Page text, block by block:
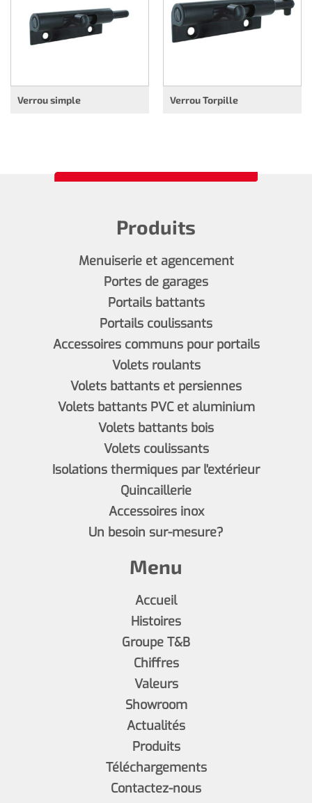
Verrou simple Verrou Torpille
Produits
Menuiserie et agencement
Portes de garages
Portails battants
Portails coulissants
Accessoires communs pour portails
Volets roulants
Volets battants et persiennes
Volets battants PVC et aluminium
Volets battants bois
Volets coulissants
Isolations thermiques par l'extérieur
Quincaillerie
Accessoires inox
Un besoin sur-mesure?
Menu
Accueil
Histoires
Groupe T&B
Chiffres
Valeurs
Showroom
Actualités
Produits
Téléchargements
Contactez-nous